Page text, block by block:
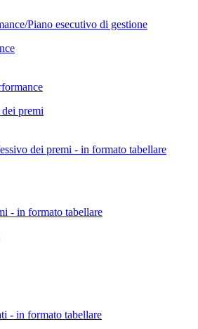
Piano esecutivo di gestione
premi
dei premi - in formato tabellare
- in formato tabellare
- in formato tabellare